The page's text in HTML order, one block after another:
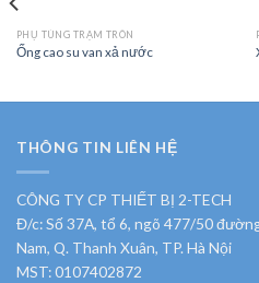
PHỤ TÙNG TRẠM TRÔN
Ống cao su van xả nước
THÔNG TIN LIÊN HỆ
CÔNG TY CP THIẾT BỊ 2-TECH
Đ/c: Số 37A, tổ 6, ngõ 477/50
Nam, Q. Thanh Xuân, TP. Hà Nội
MST: 0107402872